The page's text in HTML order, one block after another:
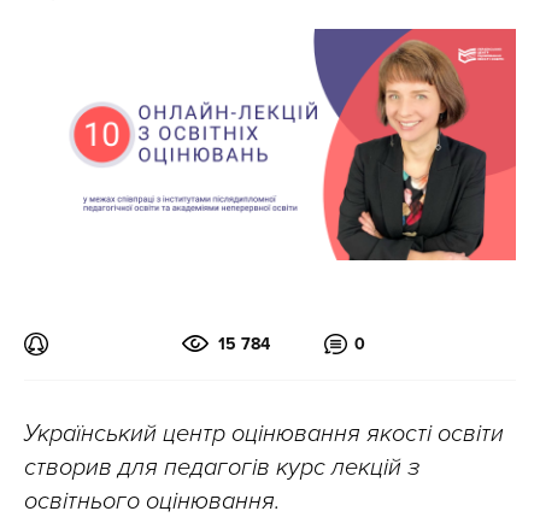
15 784 0
Український центр оцінювання якості освіти
створив для педагогів курс лекцій з
освітнього оцінювання.